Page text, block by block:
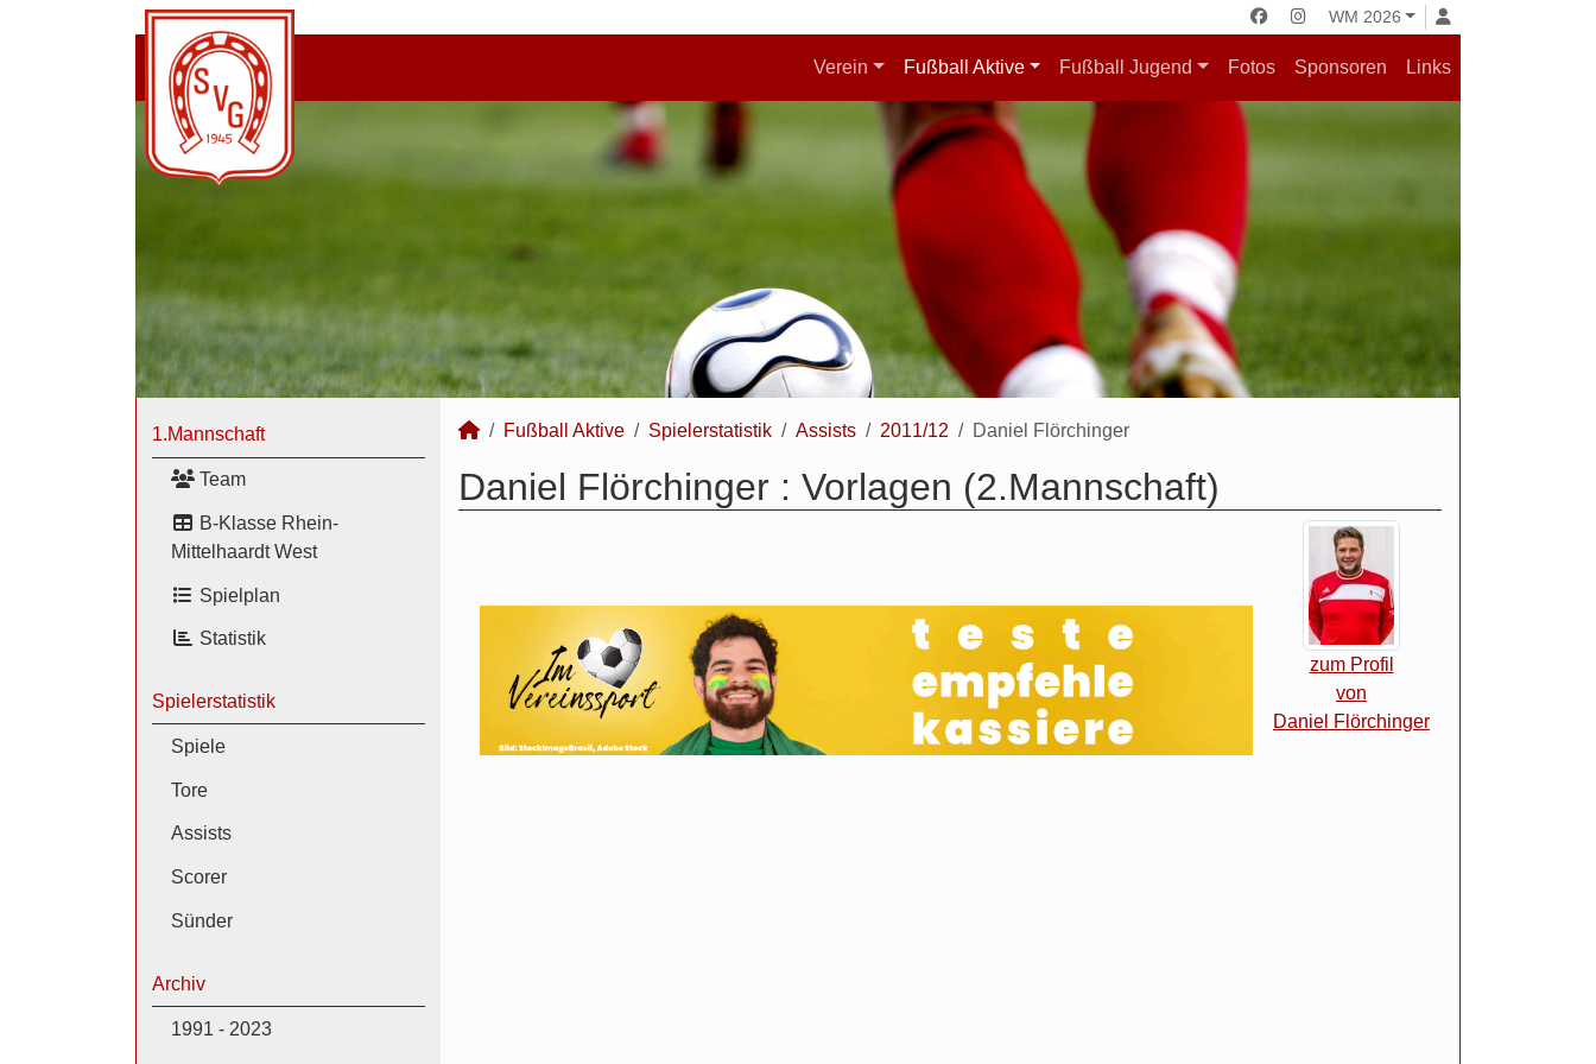
WM 2026
Verein Fußball Aktive Fußball Jugend Fotos Sponsoren Links
1.Mannschaft
Team
B-Klasse Rhein-
Mittelhaardt West
Spielplan
Statistik
Spielerstatistik
Spiele
Tore
Assists
Scorer
Sünder
Archiv
1991 - 2023
Fußball Aktive Spielerstatistik Assists 2011/12 Daniel Flörchinger
Daniel Flörchinger : Vorlagen (2.Mannschaft)
zum Profil
von
Daniel Flörchinger